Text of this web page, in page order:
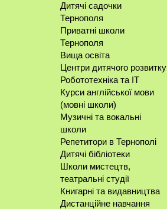
Дитячі садочки
Тернополя
Приватні школи
Тернополя
Вища освіта
Центри дитячого розвитку
Робототехніка та IT
Курси англійської мови
(мовні школи)
Музичні та вокальні
школи
Репетитори в Тернополі
Дитячі бібліотеки
Школи мистецтв,
театральні студії
Книгарні та видавництва
Дистанційне навчання